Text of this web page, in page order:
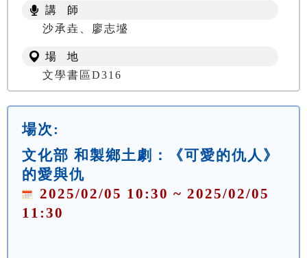
講 師
沙承垚、廖志墭
場 地
文學書區D316
場次:
文化部 和製鄉土劇：《可愛的仇人》
的愛與仇
2025/02/05 10:30 ~ 2025/02/05
11:30